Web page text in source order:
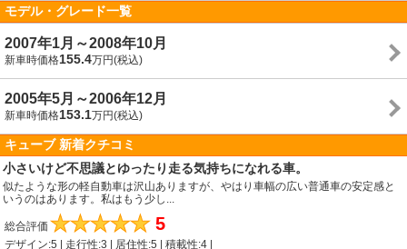
モデル・グレード一覧
2007年1月～2008年10月
新車時価格155.4万円(税込)
2005年5月～2006年12月
新車時価格153.1万円(税込)
キューブ 新着クチコミ
小さいけど不思議とゆったり走る気持ちになれる車。
似たような形の軽自動車は沢山ありますが、やはり車幅の広い普通車の安定感と
いうのはあります。私はもう少し...
総合評価 ★★★★★ 5
デザイン:5 | 走行性:3 | 居住性:5 | 積載性:4 |